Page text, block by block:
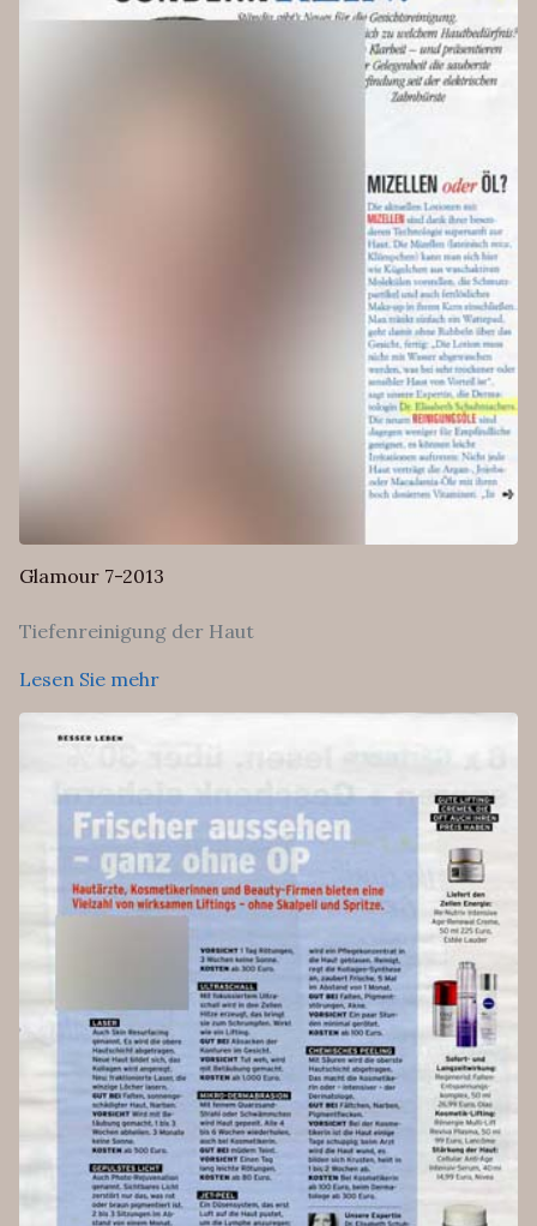
Glamour 7-2013
Tiefenreinigung der Haut
Lesen Sie mehr